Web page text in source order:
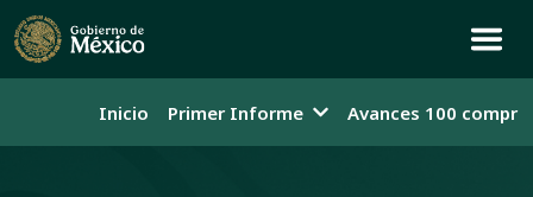
Inicio Primer Informe Avances 100